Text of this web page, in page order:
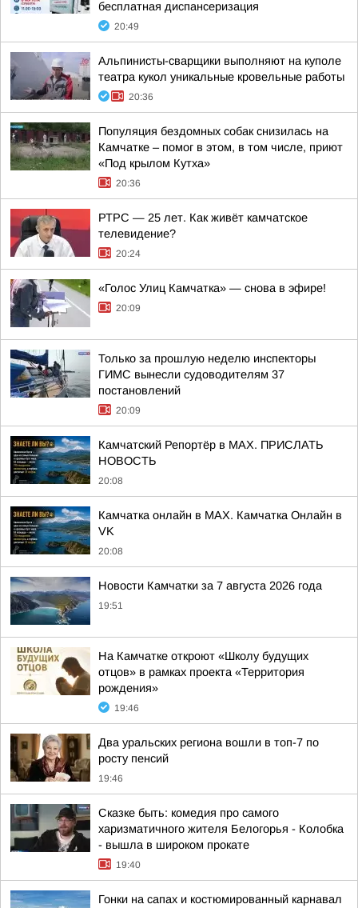
бесплатная диспансеризация
20:49
Альпинисты-сварщики выполняют на куполе
театра кукол уникальные кровельные работы
20:36
Популяция бездомных собак снизилась на
Камчатке – помог в этом, в том числе, приют
«Под крылом Кутха»
20:36
РТРС — 25 лет. Как живёт камчатское
телевидение?
20:24
«Голос Улиц Камчатка» — снова в эфире!
20:09
Только за прошлую неделю инспекторы
ГИМС вынесли судоводителям 37
постановлений
20:09
Камчатский Репортёр в MAX. ПРИСЛАТЬ
НОВОСТЬ
20:08
Камчатка онлайн в MAX. Камчатка Онлайн в
VK
20:08
Новости Камчатки за 7 августа 2026 года
19:51
На Камчатке откроют «Школу будущих
отцов» в рамках проекта «Территория
рождения»
19:46
Два уральских региона вошли в топ-7 по
росту пенсий
19:46
Сказке быть: комедия про самого
харизматичного жителя Белогорья - Колобка
- вышла в широком прокате
19:40
Гонки на сапах и костюмированный карнавал